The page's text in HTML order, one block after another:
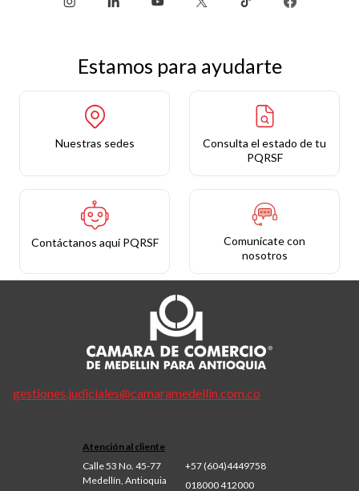
Estamos para ayudarte
Nuestras sedes
Consulta el estado de tu
PQRSF
Contáctanos aquí PQRSF
Comunícate con
nosotros
gestiones.judiciales@camaramedellin.com.co
Atención al cliente
Calle 53 No. 45-77
Medellín, Antioquia
+57 (604)4449758
018000 412000